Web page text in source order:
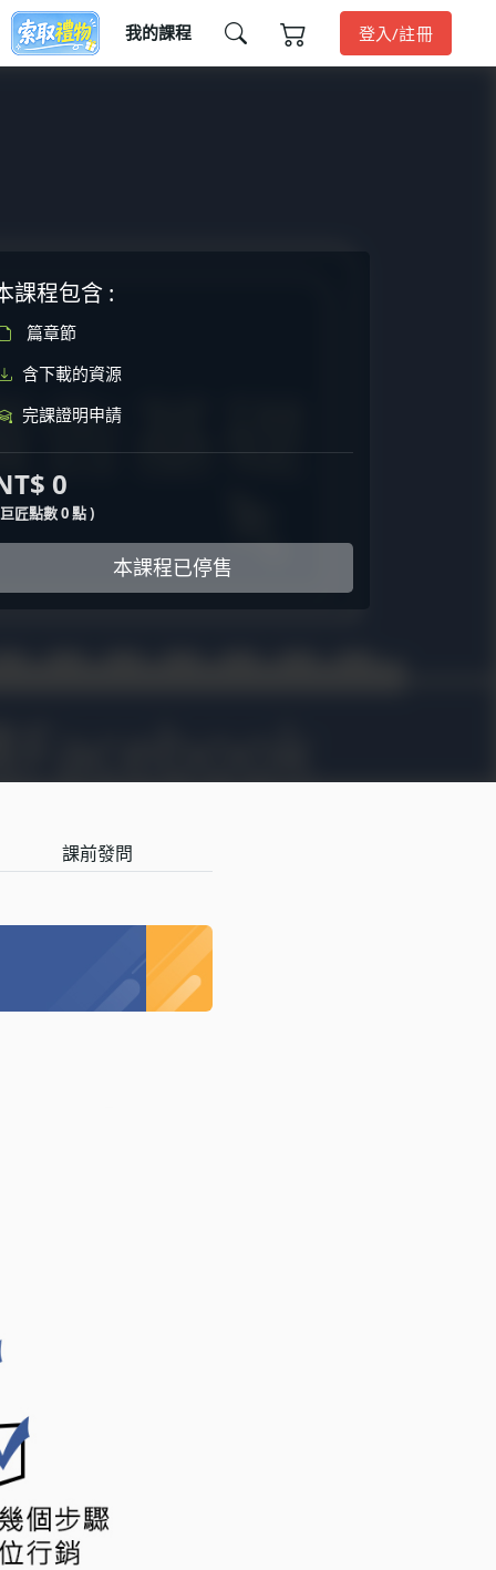
我的課程 登入/註冊
課程包含 :
篇章節
含下載的資源
完課證明申請
0
匠點數 0 點 )
本課程已停售
課前發問